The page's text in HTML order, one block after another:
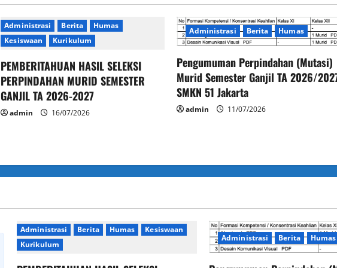
Administrasi Berita
Humas
Kesiswaan
Kurikulum
PEMBERITAHUAN HASIL SELEKSI
PERPINDAHAN MURID SEMESTER
GANJIL TA 2026-2027
admin 16/07/2026
Administrasi Berita Humas
Pengumuman Perpindahan (Mutasi)
Murid Semester Ganjil TA 2026/
SMKN 51 Jakarta
admin 11/07/2026
Administrasi Berita Humas
Kesiswaan
Kurikulum
Administrasi Berita Humas